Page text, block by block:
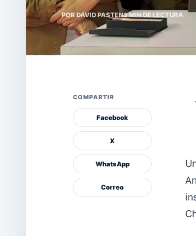
POR DAVID PASTEN3 MIN DE LECTURA
COMPARTIR
Facebook
X
WhatsApp
Correo